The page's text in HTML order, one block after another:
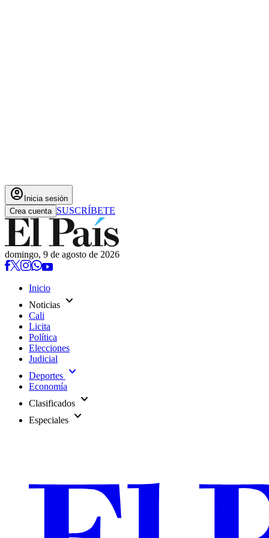
account_circle Inicia sesión
Crea cuenta SUSCRÍBETE
domingo, 9 de agosto de 2026
Inicio
Noticias expand_more
Cali
Licita
Política
Elecciones
Judicial
Deportes expand_more
Economía
Clasificados expand_more
Especiales expand_more